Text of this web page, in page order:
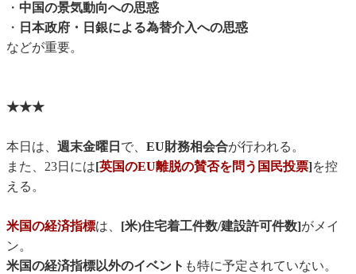
・ 中国の景気動向への思惑
・ 日本政府・日銀による為替介入への思惑
などが重要。
★★★
本日は、 週末金曜日 で、 EU財務相会合が行われる。
また、23日には[英国のEU離脱の賛否を問う国民投票]を控
える。
米国の経済指標は、 [米)住宅着工件数/建設許可件数]がメイ
ン。
米国の経済指標以外のイベント も特に予定されていない。